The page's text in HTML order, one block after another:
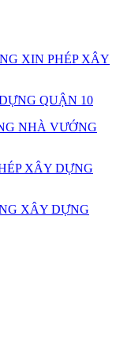
XIN PHÉP XÂY
QUẬN 10
NHÀ VƯỚNG
XÂY DỰNG
XÂY DỰNG